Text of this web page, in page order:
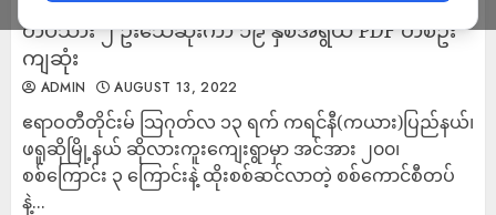
တပ်သား ၂ ဦးသေဆုံးကာ ၁၉ နှစ်အရွယ် PDF တစ်ဦး
ကျဆုံး
ADMIN AUGUST 13, 2022
ဧရာဝတီတိုင်းမ် သြဂုတ်လ ၁၃ ရက် ကရင်နီ(ကယား)ပြည်နယ်၊
ဖရူဆိုမြို့နယ် ဆိုလားကူးကျေးရွာမှာ အင်အား ၂၀၀၊
စစ်ကြောင်း ၃ ကြောင်းနဲ့ ထိုးစစ်ဆင်လာတဲ့ စစ်ကောင်စီတပ်
နဲ့...